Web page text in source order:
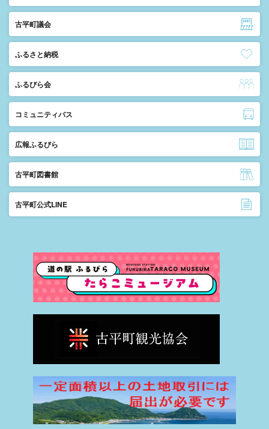
古平町議会
ふるさと納税
ふるびら会
コミュニティバス
広報ふるびら
古平町図書館
古平町公式LINE